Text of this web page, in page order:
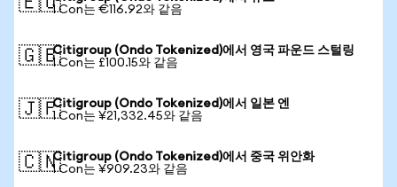
1 Con는 €116.92와 같음
🇬🇧Citigroup (Ondo Tokenized)에서 영국 파운드 스털링
1 Con는 £100.15와 같음
🇯🇵Citigroup (Ondo Tokenized)에서 일본 엔
1 Con는 ¥21,332.45와 같음
🇨🇳Citigroup (Ondo Tokenized)에서 중국 위안화
1 Con는 ¥909.23와 같음